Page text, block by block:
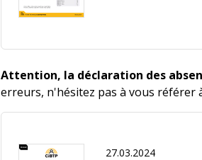
Attention, la déclaration des
erreurs, n'hésitez pas à vous référer
27.03.2024